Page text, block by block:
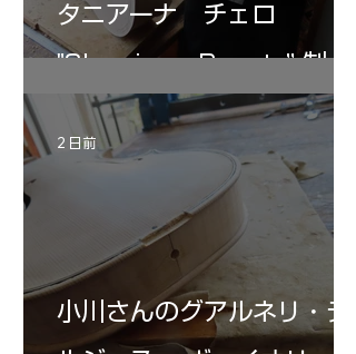
タニアーナ チェロ
"Sleeping・Beauty” 制作
記 31
小川さんのグアルネリ・デ
2 日前